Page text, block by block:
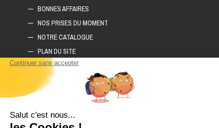
BONNES AFFAIRES
NOS PRISES DU MOMENT
NOTRE CATALOGUE
PLAN DU SITE
COMMENT CONSTRUIRE SON MUR D'ESCALADE ?
COMMENT CHOISIR SON TAPIS D'ESCALADE ?
COMMENT CHOISIR SES PRISES D'ESCALADE ?
LIVRAISON ET RETOURS